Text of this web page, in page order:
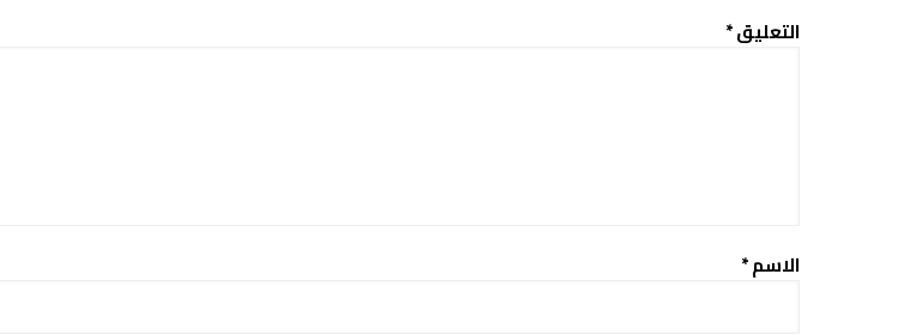
التعليق*
الاسم*